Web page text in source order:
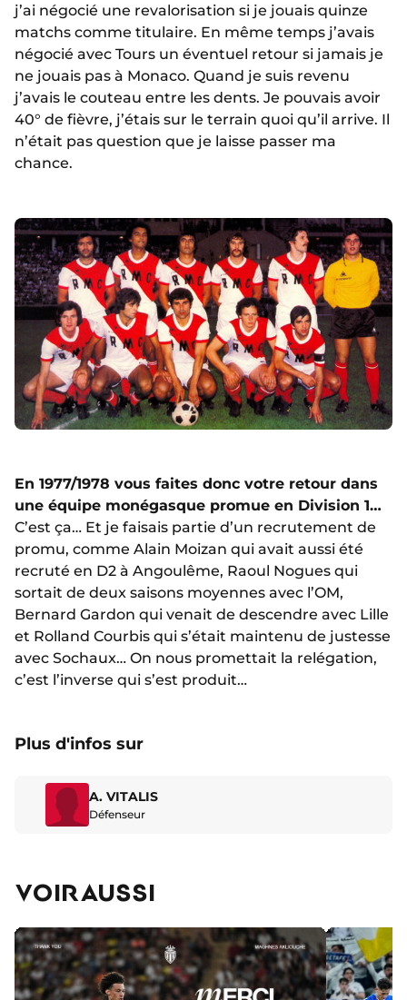
j’ai négocié une revalorisation si je jouais quinze
matchs comme titulaire. En même temps j’avais
négocié avec Tours un éventuel retour si jamais je
ne jouais pas à Monaco. Quand je suis revenu
j’avais le couteau entre les dents. Je pouvais avoir
40° de fièvre, j’étais sur le terrain quoi qu’il arrive. Il
n’était pas question que je laisse passer ma
chance.
En 1977/1978 vous faites donc votre retour dans
une équipe monégasque promue en Division 1…
C’est ça… Et je faisais partie d’un recrutement de
promu, comme Alain Moizan qui avait aussi été
recruté en D2 à Angoulême, Raoul Nogues qui
sortait de deux saisons moyennes avec l’OM,
Bernard Gardon qui venait de descendre avec Lille
et Rolland Courbis qui s’était maintenu de justesse
avec Sochaux… On nous promettait la relégation,
c’est l’inverse qui s’est produit…
Plus d'infos sur
A. VITALIS
Défenseur
VOIR AUSSI